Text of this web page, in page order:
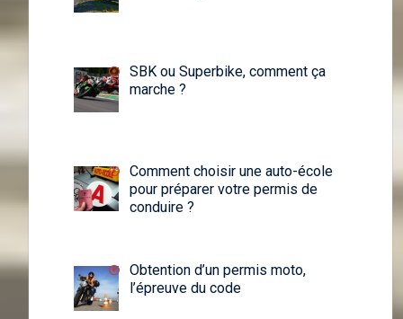
SBK ou Superbike, comment ça
marche ?
Comment choisir une auto-école
pour préparer votre permis de
conduire ?
Obtention d’un permis moto,
l’épreuve du code